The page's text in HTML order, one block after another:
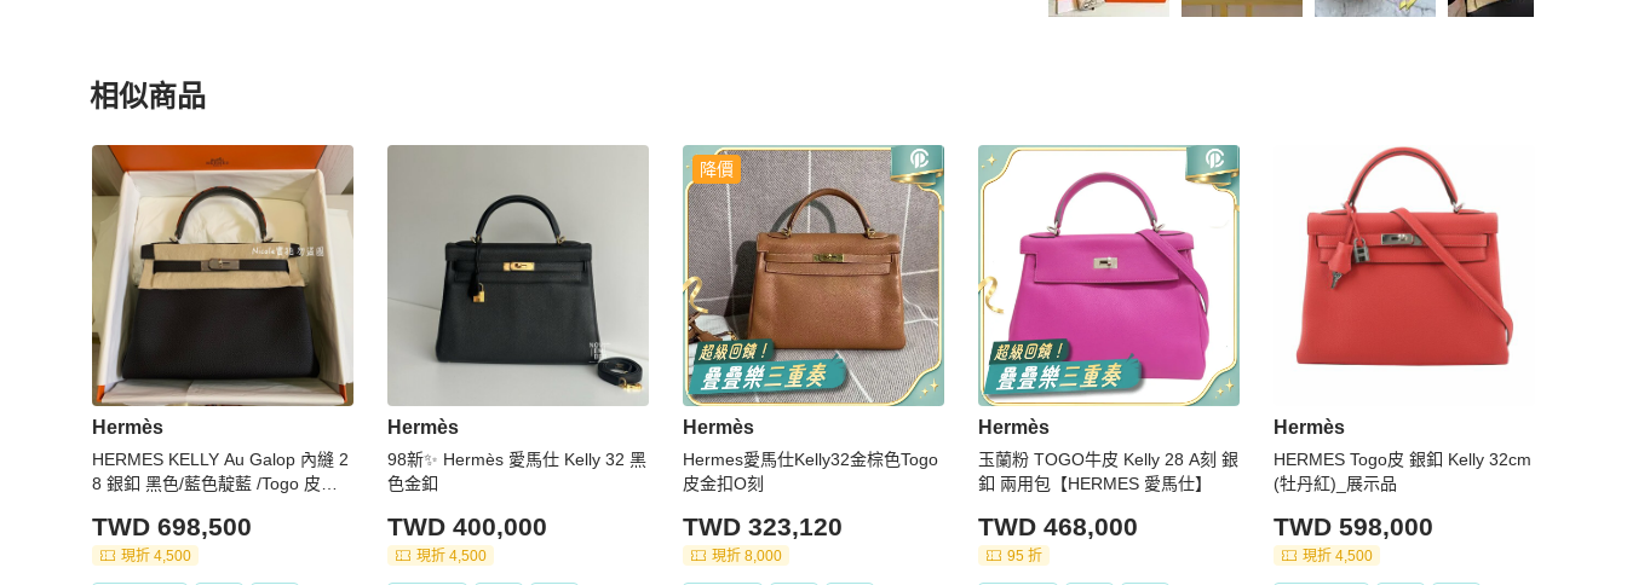
配件：紙袋/防麈套大*1 小*2/橘盒/肩帶/鎖頭🔒/鑰匙🔑*2/防雨罩/購證正本去個資。
問問者或已讀不回的煩請蹺道
其他地區配合雙方時間。
包包價高有預算再購買，
勿浪費彼此的時間及金錢
請尊重加入社團的權利及保障。
相似商品
更多相似Hermès女包推薦精品
Hermès
HERMES KELLY Au Galop 內縫 2
8 銀釦 黑色/藍色靛藍 /Togo 皮革/
TWD 698,500
現折 4,500
Hermès
98新✨ Hermès 愛馬仕 Kelly 32 黑
色金釦
TWD 400,000
現折 4,500
降價
Hermès
Hermes愛馬仕Kelly32金棕色Togo
皮金扣O刻
TWD 323,120
現折 8,000
Hermès
玉蘭粉 TOGO牛皮 Kelly 28 A刻 銀
釦 兩用包【HERMES 愛馬仕】
TWD 468,000
95 折
Hermès
HERMES Togo皮 銀釦 Kelly 32cm
(牡丹紅)_展示品
TWD 598,000
現折 4,500